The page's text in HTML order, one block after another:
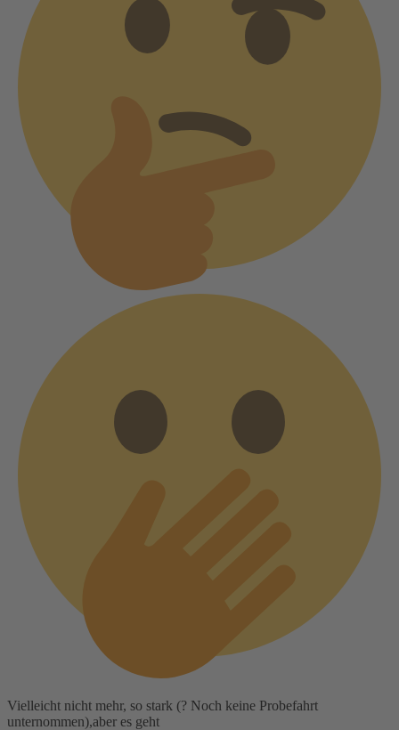
Vielleicht nicht mehr, so stark (? Noch keine Probefahrt
unternommen),aber es geht